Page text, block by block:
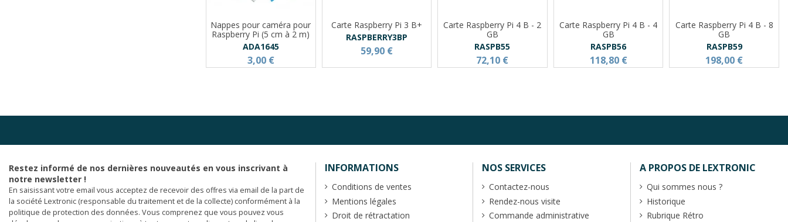
Nappes pour caméra pour
Raspberry Pi (5 cm à 2 m)
ADA1645
3,00 €
Carte Raspberry Pi 3 B+
RASPBERRY3BP
59,90 €
Carte Raspberry Pi 4 B - 2
GB
RASPB55
72,10 €
Carte Raspberry Pi 4 B - 4
GB
RASPB56
118,80 €
Carte Raspberry Pi 4 B - 8
GB
RASPB59
198,00 €
Restez informé de nos dernières nouveautés en vous inscrivant à
notre newsletter !
En saisissant votre email vous acceptez de recevoir des offres via email de la part de
la société Lextronic (responsable du traitement et de la collecte) conformément à la
politique de protection des données. Vous comprenez que vous pouvez vous
INFORMATIONS
Conditions de ventes
Mentions légales
Droit de rétractation
NOS SERVICES
Contactez-nous
Rendez-nous visite
Commande administrative
A PROPOS DE LEXTRONIC
Qui sommes nous ?
Historique
Rubrique Rétro